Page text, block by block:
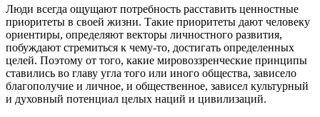
Люди всегда ощущают потребность расставить ценностные
приоритеты в своей жизни. Такие приоритеты дают человеку
ориентиры, определяют векторы личностного развития,
побуждают стремиться к чему-то, достигать определенных
целей. Поэтому от того, какие мировоззренческие принципы
ставились во главу угла того или иного общества, зависело
благополучие и личное, и общественное, зависел культурный
и духовный потенциал целых наций и цивилизаций.